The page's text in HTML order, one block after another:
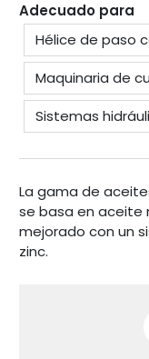
Adecuado para
Hélice de paso
Maquinaria de
Sistemas
La gama de
se basa en aceite
mejorado con un
zinc.